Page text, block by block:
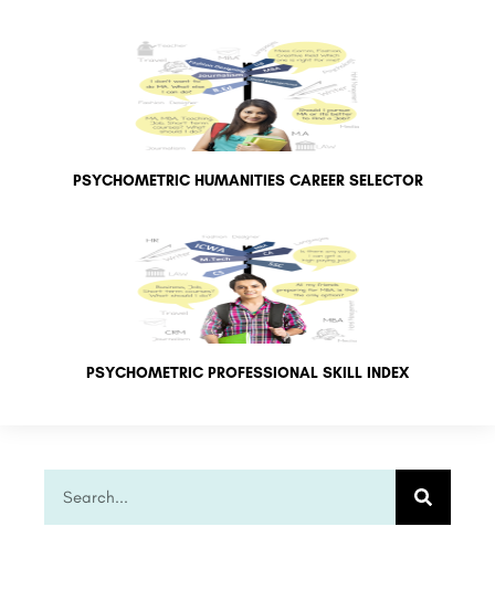
PSYCHOMETRIC HUMANITIES CAREER SELECTOR
PSYCHOMETRIC PROFESSIONAL SKILL INDEX